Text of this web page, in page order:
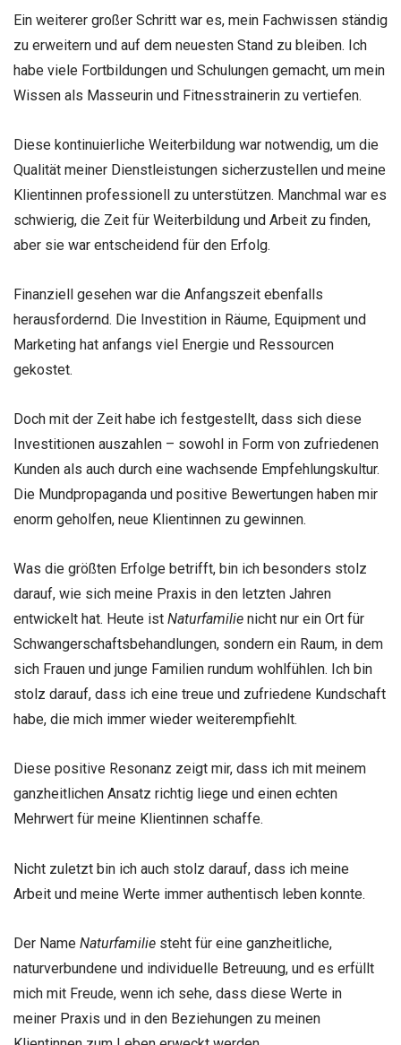
Ein weiterer großer Schritt war es, mein Fachwissen ständig
zu erweitern und auf dem neuesten Stand zu bleiben. Ich
habe viele Fortbildungen und Schulungen gemacht, um mein
Wissen als Masseurin und Fitnesstrainerin zu vertiefen.
Diese kontinuierliche Weiterbildung war notwendig, um die
Qualität meiner Dienstleistungen sicherzustellen und meine
Klientinnen professionell zu unterstützen. Manchmal war es
schwierig, die Zeit für Weiterbildung und Arbeit zu finden,
aber sie war entscheidend für den Erfolg.
Finanziell gesehen war die Anfangszeit ebenfalls
herausfordernd. Die Investition in Räume, Equipment und
Marketing hat anfangs viel Energie und Ressourcen
gekostet.
Doch mit der Zeit habe ich festgestellt, dass sich diese
Investitionen auszahlen – sowohl in Form von zufriedenen
Kunden als auch durch eine wachsende Empfehlungskultur.
Die Mundpropaganda und positive Bewertungen haben mir
enorm geholfen, neue Klientinnen zu gewinnen.
Was die größten Erfolge betrifft, bin ich besonders stolz
darauf, wie sich meine Praxis in den letzten Jahren
entwickelt hat. Heute ist Naturfamilie nicht nur ein Ort für
Schwangerschaftsbehandlungen, sondern ein Raum, in dem
sich Frauen und junge Familien rundum wohlfühlen. Ich bin
stolz darauf, dass ich eine treue und zufriedene Kundschaft
habe, die mich immer wieder weiterempfiehlt.
Diese positive Resonanz zeigt mir, dass ich mit meinem
ganzheitlichen Ansatz richtig liege und einen echten
Mehrwert für meine Klientinnen schaffe.
Nicht zuletzt bin ich auch stolz darauf, dass ich meine
Arbeit und meine Werte immer authentisch leben konnte.
Der Name Naturfamilie steht für eine ganzheitliche,
naturverbundene und individuelle Betreuung, und es erfüllt
mich mit Freude, wenn ich sehe, dass diese Werte in
meiner Praxis und in den Beziehungen zu meinen